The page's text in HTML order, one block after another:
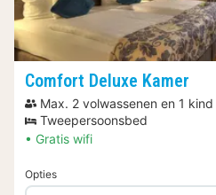
Comfort Deluxe Kamer
Max. 2 volwassenen en 1 kind
Tweepersoonsbed
Gratis wifi
Opties